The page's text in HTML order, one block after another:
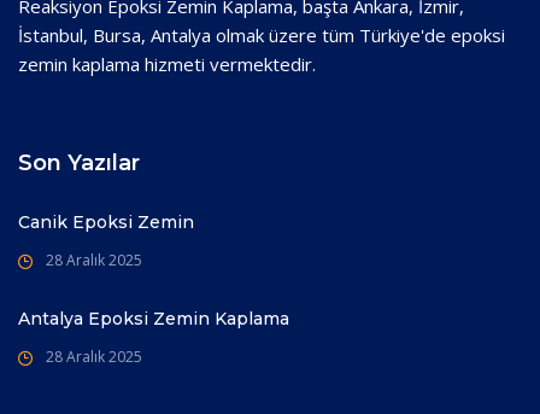
Reaksiyon Epoksi Zemin Kaplama, başta Ankara, İzmir,
İstanbul, Bursa, Antalya olmak üzere tüm Türkiye'de epoksi
zemin kaplama hizmeti vermektedir.
Son Yazılar
Canik Epoksi Zemin
28 Aralık 2025
Antalya Epoksi Zemin Kaplama
28 Aralık 2025